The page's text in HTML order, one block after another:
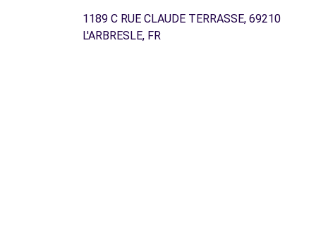
1189 C RUE CLAUDE TERRASSE, 69210
L'ARBRESLE, FR